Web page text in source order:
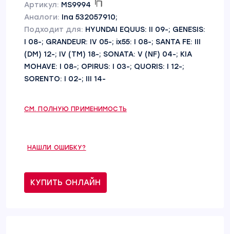
Артикул: MS9994
Аналоги: Ina 532057910;
Подходит для: HYUNDAI EQUUS: II 09-; GENESIS:
I 08-; GRANDEUR: IV 05-; ix55: I 08-; SANTA FE: III
(DM) 12-; IV (TM) 18-; SONATA: V (NF) 04-; KIA
MOHAVE: I 08-; OPIRUS: I 03-; QUORIS: I 12-;
SORENTO: I 02-; III 14-
СМ. ПОЛНУЮ ПРИМЕНИМОСТЬ
НАШЛИ ОШИБКУ?
КУПИТЬ ОНЛАЙН